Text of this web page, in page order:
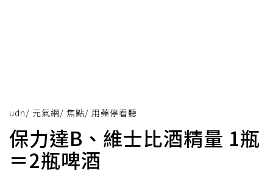
udn/ 元氣網/ 焦點/ 用藥停看聽
保力達B、維士比酒精量 1瓶
＝2瓶啤酒